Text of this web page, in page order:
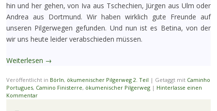
hin und her gehen, von Iva aus Tschechien, Jürgen aus Ulm oder
Andrea aus Dortmund. Wir haben wirklich gute Freunde auf
unseren Pilgerwegen gefunden. Und nun ist es Betina, von der
wir uns heute leider verabschieden müssen.
Weiterlesen →
Veröffentlicht in Börln, ökumenischer Pilgerweg 2. Teil | Getaggt mit Caminho
Portugues, Camino Finisterre, ökumenischer Pilgerweg | Hinterlasse einen
Kommentar